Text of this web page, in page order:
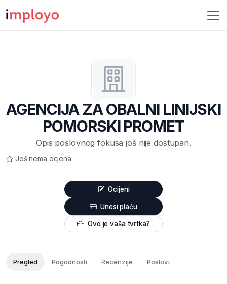
AGENCIJA ZA OBALNI LINIJSKI
POMORSKI PROMET
Opis poslovnog fokusa još nije dostupan.
Još nema ocjena
Ocijeni
Unesi plaću
Ovo je vaša tvrtka?
Pregled Pogodnosti Recenzije Poslovi